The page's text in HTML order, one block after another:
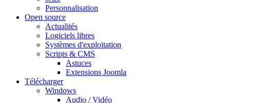
Personnalisation
Open source
Actualités
Logiciels libres
Systèmes d'exploitation
Scripts & CMS
Astuces
Extensions Joomla
Télécharger
Windows
Audio / Vidéo